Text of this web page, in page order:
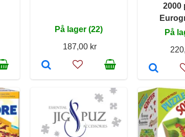
På lager (22)
187,00 kr
2000
På